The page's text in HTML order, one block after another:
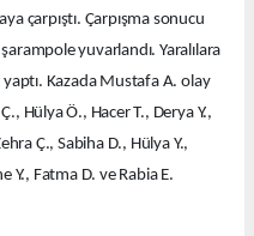
çarpıştı. Çarpışma sonucu
yuvarlandı. Yaralılara
Kazada Mustafa A. olay
Hülya Ö., Hacer T., Derya Y.,
Ç., Sabiha D., Hülya Y.,
Y., Fatma D. ve Rabia E.